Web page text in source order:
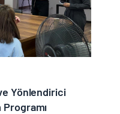
Yönlendirici
Programı